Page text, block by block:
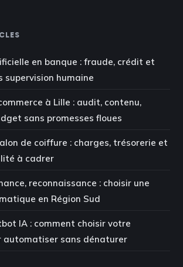
en banque : fraude, crédit et
supervision humaine
à Lille : audit, contenu,
sans promesses floues
de coiffure : charges, trésorerie et
à cadrer
reconnaissance : choisir une
en Région Sud
IA : comment choisir votre
automatiser sans dénaturer